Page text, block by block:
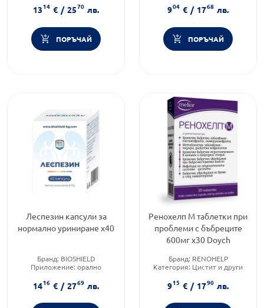
1314 € / 2570 лв.
ПОРЪЧАЙ
904 € / 1768 лв.
ПОРЪЧАЙ
Леспезин капсули за
нормално уриниране х40
Бранд: BIOSHIELD
Приложение: орално
1416 € / 2769 лв.
Ренохелп М таблетки при
проблеми с бъбреците
600мг х30 Doych
Бранд: RENOHELP
Категория: Цистит и други
пътища
Предназначено за:
възрастни
915 € / 1790 лв.